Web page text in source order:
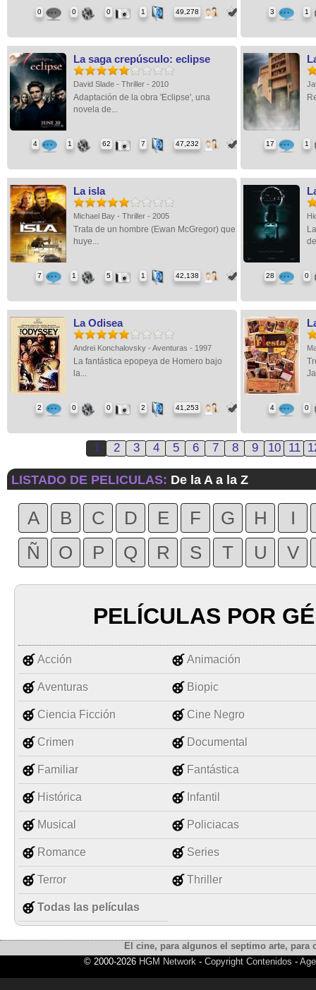
0 0 0 1 49,278 3 1
La saga crepúsculo: eclipse
David Slade - Thriller - 2010
Adaptación de la obra 'Eclipse', una
novela de...
4 1 62 7 47,232 17 1
La isla
Michael Bay - Thriller - 2005
Trata de un hombre (Ewan McGregor) que
huye...
7 1 5 1 42,138 28 0
La Odisea
Andrei Konchalovsky - Aventuras - 1997
La fantástica epopeya de Homero bajo
la...
2 0 0 2 41,253 4 0
1 2 3 4 5 6 7 8 9 10 11
LISTADO DE PELICULAS: De la A a la Z
A B C D E F G H
I
Ñ
O P Q R S T U V
PELÍCULAS POR
Acción Animación
Aventuras Biopic
Ciencia Ficción Cine Negro
Crimen Documental
Familiar Fantástica
Histórica Infantil
Musical Policiacas
Romance Series
Terror Thriller
Todas las películas
El cine, para algunos el septimo arte,
© 2000-2026 HGM Network- Copyright Contenidos -